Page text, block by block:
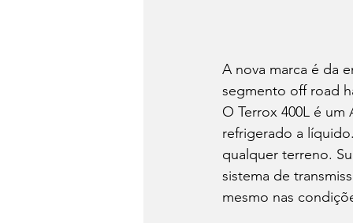
A nova marca é da
segmento off road
O Terrox 400L é
refrigerado a
qualquer terreno.
sistema de
mesmo nas